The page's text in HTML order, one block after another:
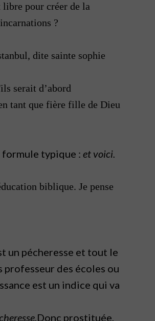
libre pour créer de la
?
dite sainte sophie
serait d’abord
tant que fière fille de Dieu
formule typique : et voici.
biblique. Je pense
un pécheresse et tout le
professeur des écoles ou
est un indice qui va
Donc prostituée,